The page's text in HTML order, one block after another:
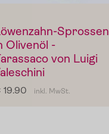
Sprossen
Olivenöl -
von Luigi
19.90 inkl. MwSt.